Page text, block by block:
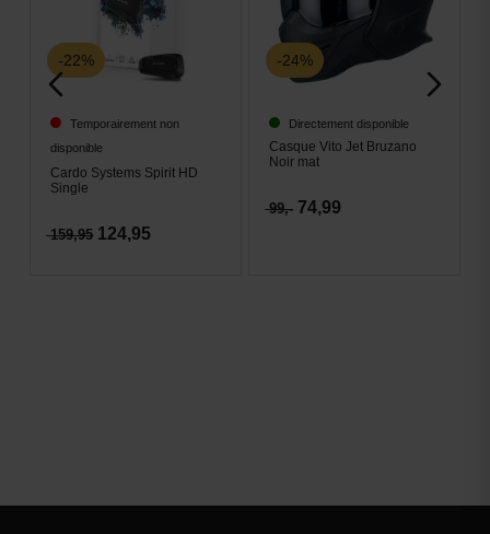
-22%
Temporairement non
disponible
Cardo Systems Spirit HD
Single
159,95 124,95
-24%
Directement disponible
Casque Vito Jet Bruzano
Noir mat
99,- 74,99